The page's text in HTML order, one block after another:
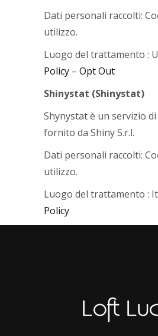
Dati personali raccolti:
utilizzo.
Luogo del trattamento :
Policy – Opt Out
Shinystat (Shinystat)
Shynystat è un servizio
fornito da Shiny S.r.l.
Dati personali raccolti:
utilizzo.
Luogo del trattamento :
Policy